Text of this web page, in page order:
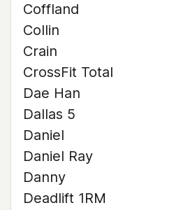
Coffland
Collin
Crain
CrossFit Total
Dae Han
Dallas 5
Daniel
Daniel Ray
Danny
Deadlift 1RM